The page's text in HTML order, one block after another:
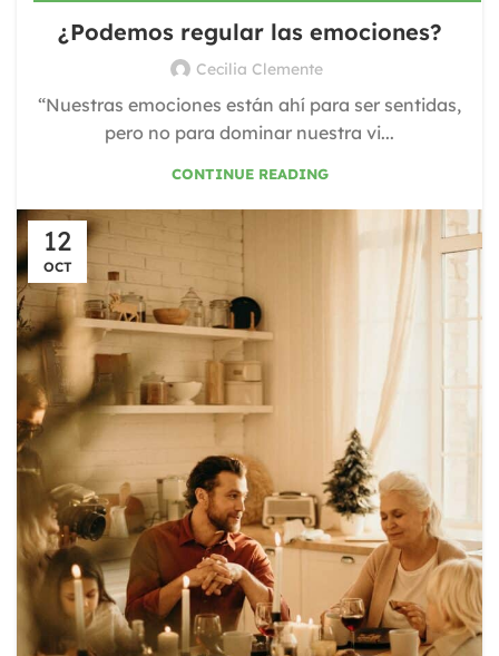
¿Podemos regular las emociones?
Cecilia Clemente
“Nuestras emociones están ahí para ser sentidas,
pero no para dominar nuestra vi...
CONTINUE READING
12
OCT